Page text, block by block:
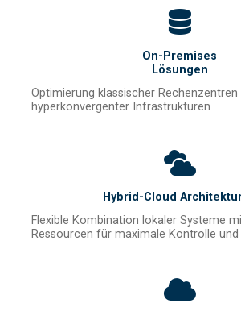
On-Premises
Lösungen
Optimierung klassischer Rechenzentren
hyperkonvergenter Infrastrukturen
Hybrid-Cloud
Flexible Kombination lokaler Systeme
Ressourcen für maximale Kontrolle